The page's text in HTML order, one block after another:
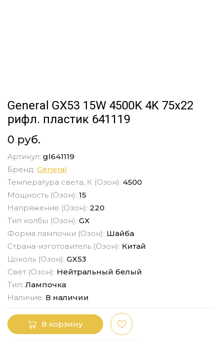
General GX53 15W 4500K 4K 75x22
рифл. пластик 641119
0 руб.
Артикул: gl641119
Бренд: General
Температура света, К (Озон): 4500
Мощность (Озон): 15
Напряжение (Озон): 220
Тип колбы (Озон): GX
Форма лампочки (Озон): Шайба
Страна-изготовитель (Озон): Китай
Цоколь (Озон): GX53
Свет (Озон): Нейтральный белый
Тип: Лампочка
Наличие: В наличии
В корзину